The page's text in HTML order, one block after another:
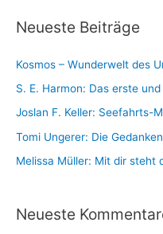
e
h
v
Neueste Beiträge
Kosmos – Wunderwelt des
S. E. Harmon: Das erste
Joslan F. Keller: Seefahrts-
Tomi Ungerer: Die
Melissa Müller: Mit dir steht
Neueste